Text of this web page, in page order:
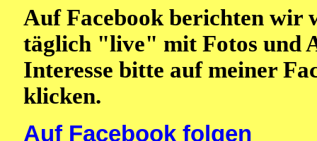
Auf Facebook berichten wir
täglich "live" mit Fotos und
Interesse bitte auf meiner
klicken.
Auf Facebook folgen